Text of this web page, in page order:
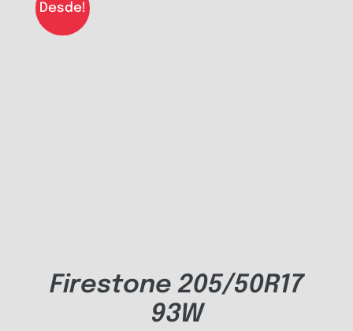
Desde!
Firestone 205/50R17
93W